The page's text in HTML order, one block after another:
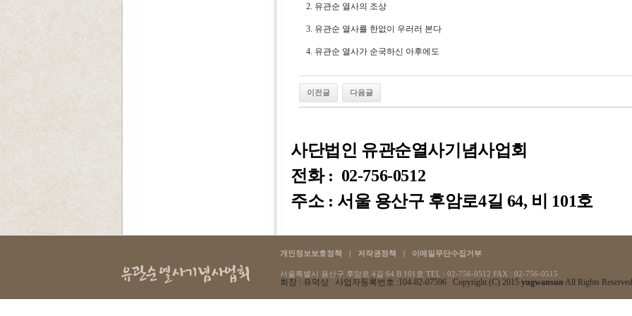
2. 유관순 열사의 조상
3. 유관순 열사를 한없이 우러러 본다
4. 유관순 열사가 순국하신 아후에도
이전글 다음글
사단법인 유관순열사기념사업회
전화 : 02-756-0512
주소 : 서울 용산구 후암로4길 64, 비 101호
개인정보보호정책 | 저작권정책 | 이메일무단수집거부
서울특별시 용산구 후암로 4길 64 B 101호 TEL : 02-756-0512 FAX : 02-756-0515
회장 : 유덕상 사업자등록번호 :104-82-07596 Copyright (C) 2015 yugwansun All Rights